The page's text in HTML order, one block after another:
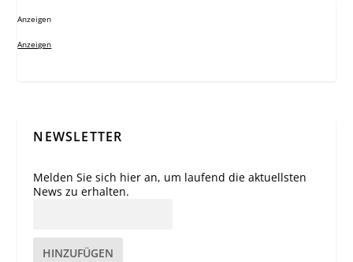
Anzeigen
Anzeigen
NEWSLETTER
Melden Sie sich hier an, um laufend die aktuellsten
News zu erhalten.
HINZUFÜGEN